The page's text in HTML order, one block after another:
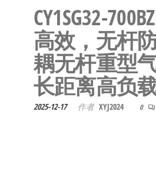
AVENTICS等
品牌气动
元件，超
过88万种
工业自动
化零部
件，正品
保障，全
CY1SG32-
高效，无杆
耦无杆重型
长距离高负
2025-12-17 作者 XYJ2024 0